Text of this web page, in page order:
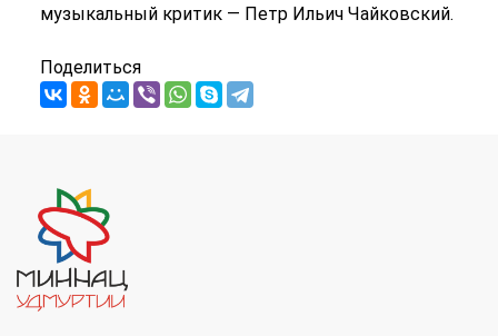
музыкальный критик — Петр Ильич Чайковский.
Поделиться